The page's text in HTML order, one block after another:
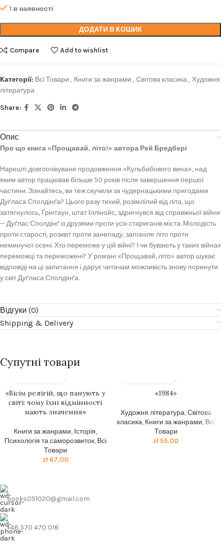
1 в наявності
ДОДАТИ В КОШИК
Compare Add to wishlist
Категорії: Всі Товари , Книги за жанрами , Світова класика, Художня
література
Share:
Опис
Про що книга «Прощавай, літо!» автора Рей Бредбері
Нарешті довгоочікуване продовження «Кульбабового вина», над
яким автор працював більше 50 років після завершення першої
частини. Зізнайтесь, ви теж скучили за чудернацькими пригодами
Дуґласа Сполдінґа? Цього разу тихий, розімлілий від літа, що
затягнулось, Ґрінтаун, штат Іллінойс, здригнувся від справжньої війни
— Дуґлас Сполдінґ із друзями проти усіх стариганів міста. Молодість
проти старості, розквіт проти занепаду, запізніле літо проти
неминучої осені. Хто переможе у цій війні? І чи бувають у таких війнах
переможці та переможені? У романі «Прощавай, літо» автор шукає
відповіді на ці запитання і дарує читачам можливість знову поринути
у світ Дуґласа Сполдінґа.
Відгуки (0)
Shipping & Delivery
Супутні товари
«Вісім релігій, що панують у
світі: чому їхні відмінності
мають значення»
Книги за жанрами, Історія,
Психологія та саморозвиток, Всі
Товари
zł67.00
«1984»
Художня література,Світова
класика, Книги за жанрами, Всі
Товари
zł 55.00
books051020@gmail.com
+48 570 470 018